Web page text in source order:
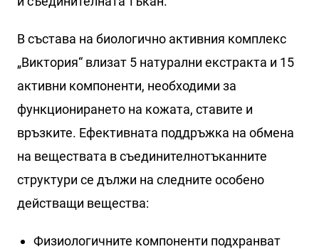
В състава на биологично активния комплекс
„Виктория“ влизат 5 натурални екстракта и 15
активни компоненти, необходими за
функционирането на кожата, ставите и
връзките. Ефективната поддръжка на обмена
на веществата в съединителнотъканните
структури се дължи на следните особено
действащи вещества:
Физиологичните компоненти подхранват